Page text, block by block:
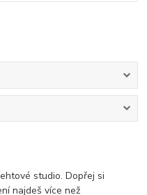
studio. Dopřej si
najdeš více než